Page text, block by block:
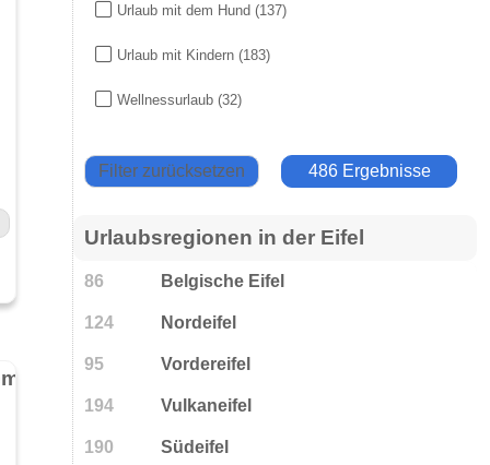
Urlaub mit dem Hund (137)
Urlaub mit Kindern (183)
Wellnessurlaub (32)
Filter zurücksetzen 486 Ergebnisse
Urlaubsregionen in der Eifel
86 Belgische Eifel
124 Nordeifel
95 Vordereifel
194 Vulkaneifel
190 Südeifel